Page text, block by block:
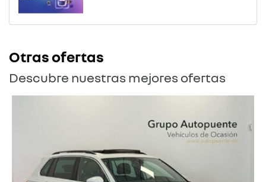
Otras ofertas
Descubre nuestras mejores ofertas